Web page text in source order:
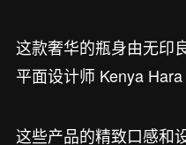
这款奢华的瓶身由无印
平面设计师 Kenya Hara
这些产品的精致口感和